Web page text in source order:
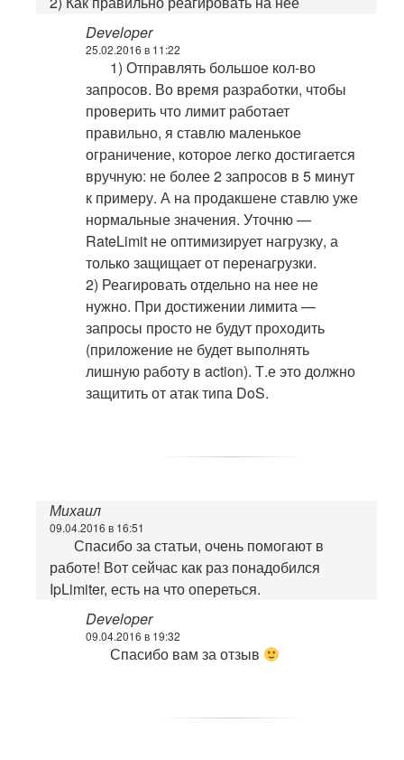
Developer
25.02.2016 в 11:22
1) Отправлять большое кол-во
запросов. Во время разработки, чтобы
проверить что лимит работает
правильно, я ставлю маленькое
ограничение, которое легко достигается
вручную: не более 2 запросов в 5 минут
к примеру. А на продакшене ставлю уже
нормальные значения. Уточню —
RateLimit не оптимизирует нагрузку, а
только защищает от перенагрузки.
2) Реагировать отдельно на нее не
нужно. При достижении лимита —
запросы просто не будут проходить
(приложение не будет выполнять
лишную работу в action). Т.е это должно
защитить от атак типа DoS.
Михаил
09.04.2016 в 16:51
Спасибо за статьи, очень помогают в
работе! Вот сейчас как раз понадобился
IpLimiter, есть на что опереться.
Developer
09.04.2016 в 19:32
Спасибо вам за отзыв